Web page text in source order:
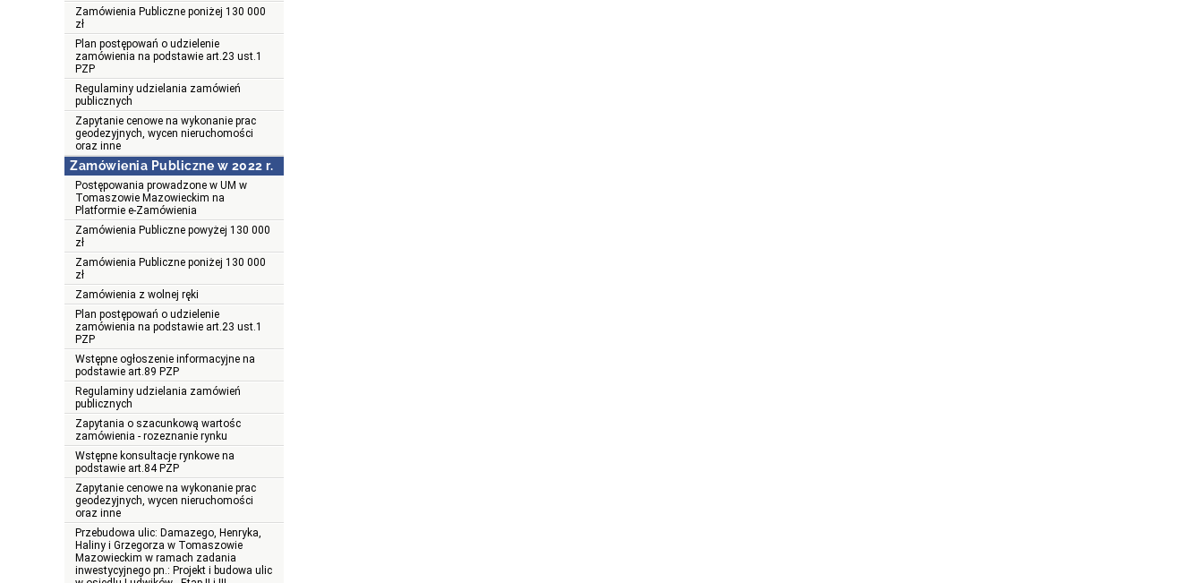
Zamówienia Publiczne poniżej 130 000
zł
Plan postępowań o udzielenie
zamówienia na podstawie art.23 ust.1
PZP
Regulaminy udzielania zamówień
publicznych
Zapytanie cenowe na wykonanie prac
geodezyjnych, wycen nieruchomości
oraz inne
Zamówienia Publiczne w 2022 r.
Postępowania prowadzone w UM w
Tomaszowie Mazowieckim na
Platformie e-Zamówienia
Zamówienia Publiczne powyżej 130 000
zł
Zamówienia Publiczne poniżej 130 000
zł
Zamówienia z wolnej ręki
Plan postępowań o udzielenie
zamówienia na podstawie art.23 ust.1
PZP
Wstępne ogłoszenie informacyjne na
podstawie art.89 PZP
Regulaminy udzielania zamówień
publicznych
Zapytania o szacunkową wartośc
zamówienia - rozeznanie rynku
Wstępne konsultacje rynkowe na
podstawie art.84 PZP
Zapytanie cenowe na wykonanie prac
geodezyjnych, wycen nieruchomości
oraz inne
Przebudowa ulic: Damazego, Henryka,
Haliny i Grzegorza w Tomaszowie
Mazowieckim w ramach zadania
inwestycyjnego pn.: Projekt i budowa ulic